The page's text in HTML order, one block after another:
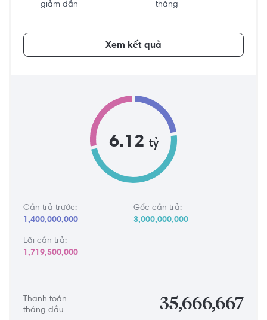
giảm dần
tháng
Xem kết quả
6.12 tỷ
Cần trả trước:
1,400,000,000
Gốc cần trả:
3,000,000,000
Lãi cần trả:
1,719,500,000
Thanh toán
tháng đầu:
35,666,667